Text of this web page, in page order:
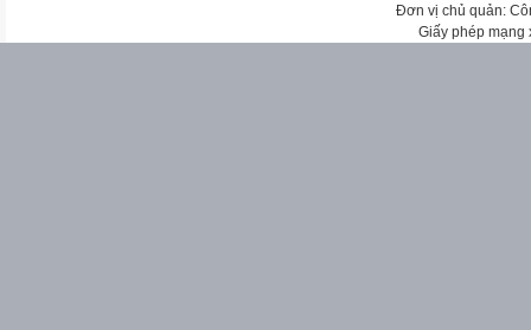
Đơn vị chủ quản:
Giấy phép mạng